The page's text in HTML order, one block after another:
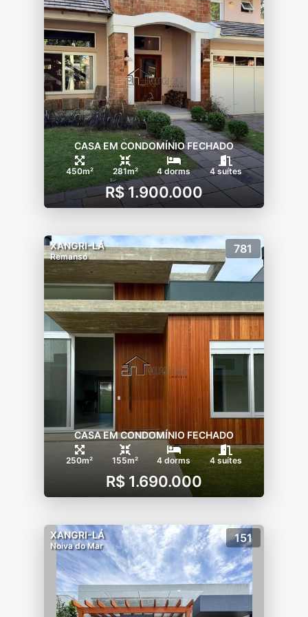
-Praça com Equipamentos de ginastica ao ar
livre;
-Praça de luau;
-Praça temática;
-Circuito de caminhada e ciclovia com
3.300m.;
-Pet agility;
-Quadra esportiva;
-Campo de futebol gramado;
-Quadra de tênis de saibro;
-Quadra de vôlei de praia e futebol;
-Ancoradouro de esportes náuticos sem
motor;
CASA EM CONDOMÍNIO FECHADO
450m² 281m² 4 dorms 4 suítes
R$ 1.900.000
XANGRI-LÁ
Remanso
781
CASA EM CONDOMÍNIO FECHADO
250m² 155m² 4 dorms 4 suítes
R$ 1.690.000
XANGRI-LÁ
Noiva do Mar
151